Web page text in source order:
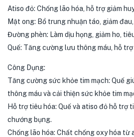
Atiso đỏ: Chống lão hóa, hỗ trợ giảm
Mật ong: Bổ trung nhuận táo, giảm
Đường phèn: Làm dịu họng, giảm ho,
Quế: Tăng cường lưu thông máu, hỗ trợ
Công Dụng:
Tăng cường sức khỏe tim mạch: Quế
thông máu và cải thiện sức khỏe tim
Hỗ trợ tiêu hóa: Quế và atiso đỏ hỗ trợ
chướng bụng.
Chống lão hóa: Chất chống oxy hóa từ